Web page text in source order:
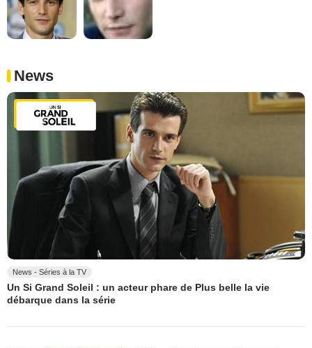
News
News - Séries à la TV
Un Si Grand Soleil : un acteur phare de Plus belle la vie
débarque dans la série